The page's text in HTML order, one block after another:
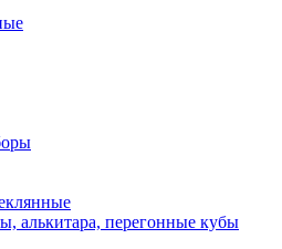
алькитара, перегонные кубы